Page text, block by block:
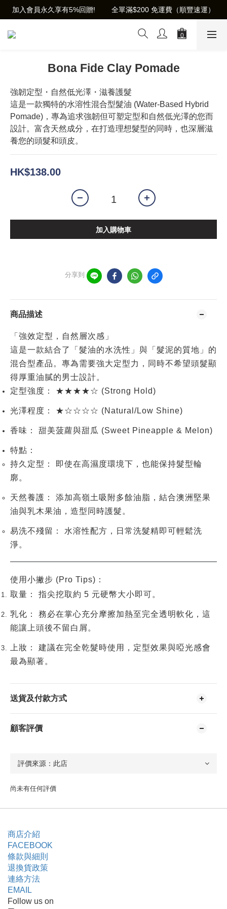
加入會員永久享有5%回贈!        全單滿$200 免運費（順豐速運）
Bona Fide Clay Pomade
強韌定型・自然低光澤・滋養護髮
這是一款獨特的水溶性混合型髮油 (Water-Based Hybrid
Pomade)，專為追求強韌但可塑定型和自然低光澤的您而
設計。富含天然成分，在打造理想髮型的同時，也深層滋
養您的頭髮和頭皮。
HK$138.00
加入購物車
分享到
商品描述
「強效定型，自然層次感」
這是一款結合了「髮油的水洗性」與「髮泥的質地」的
混合型產品。專為需要強大定型力，同時不希望頭髮顯
得厚重油膩的男士設計。
定型強度：
★★★★☆ (Strong Hold)
光澤程度： ★☆☆☆☆ (Natural/Low Shine)
香味： 甜美菠蘿與甜瓜 (Sweet Pineapple & Melon)
特點：
持久定型：
即使在高濕度環境下，也能保持髮型輪
廓。
天然養護： 添加高嶺土 吸附多餘油脂，結合澳洲堅果
油與乳木果油 ，造型同時護髮。
易洗不殘留：
水溶性配方，日常洗髮精即可輕鬆洗
淨。
使用小撇步 (Pro Tips)：
取量：
指尖挖取約 5 元硬幣大小即可。
乳化：
務必在掌心充分摩擦加熱至完全透明軟化，這
能讓上頭後不留白屑。
上妝： 建議在完全乾髮時使用，定型效果與啞光感會
最為顯著。
送貨及付款方式
顧客評價
尚未有任何評價
商店介紹
FACEBOOK
條款與細則
退換貨政策
連絡方法
EMAIL
Follow us on